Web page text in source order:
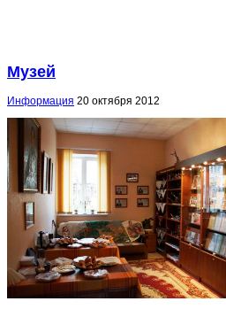
Музей
Информация 20 октября 2012